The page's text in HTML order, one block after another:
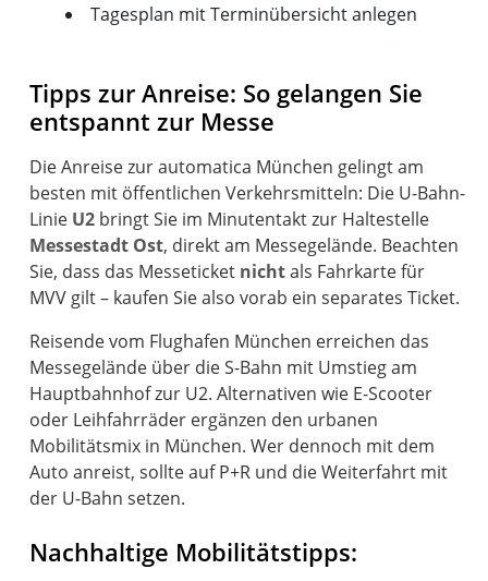
Tagesplan mit Terminübersicht anlegen
Tipps zur Anreise: So gelangen Sie
entspannt zur Messe
Die Anreise zur automatica München gelingt am
besten mit öffentlichen Verkehrsmitteln: Die U-Bahn-
Linie U2 bringt Sie im Minutentakt zur Haltestelle
Messestadt Ost, direkt am Messegelände. Beachten
Sie, dass das Messeticket nichtals Fahrkarte für
MVV gilt – kaufen Sie also vorab ein separates Ticket.
Reisende vom Flughafen München erreichen das
Messegelände über die S-Bahn mit Umstieg am
Hauptbahnhof zur U2. Alternativen wie E-Scooter
oder Leihfahrräder ergänzen den urbanen
Mobilitätsmix in München. Wer dennoch mit dem
Auto anreist, sollte auf P+R und die Weiterfahrt mit
der U-Bahn setzen.
Nachhaltige Mobilitätstipps: